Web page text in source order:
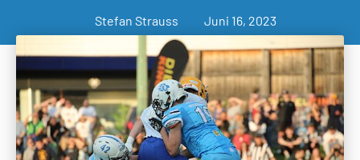
Stefan Strauss Juni 16, 2023